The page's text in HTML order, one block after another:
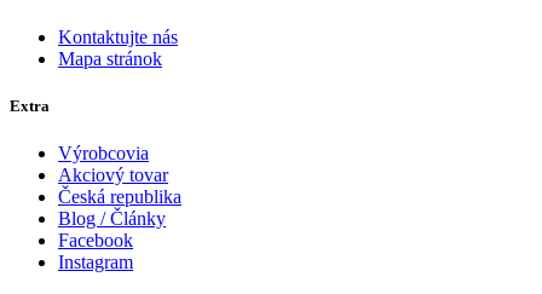
Kontaktujte nás
Mapa stránok
Extra
Výrobcovia
Akciový tovar
Česká republika
Blog / Články
Facebook
Instagram